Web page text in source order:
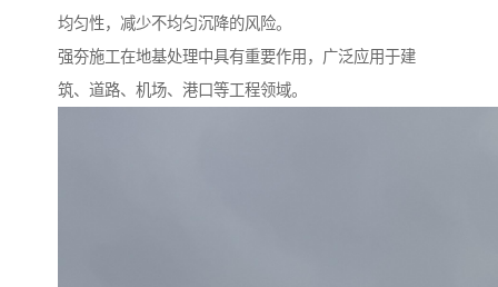
均匀性，减少不均匀沉降的风险。
强夯施工在地基处理中具有重要作用，广泛应用于建
筑、道路、机场、港口等工程领域。